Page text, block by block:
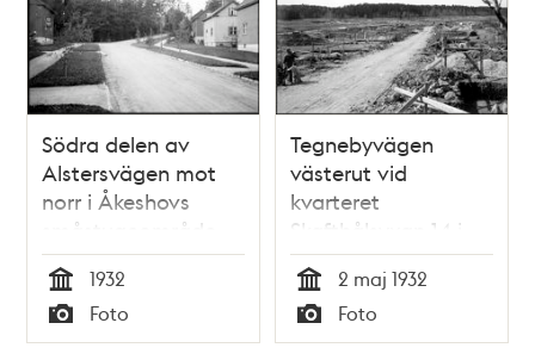
Södra delen av
Alstersvägen mot
norr i Åkeshovs
småstugeområde
Tid
1932
Typ
Foto
Tegnebyvägen
västerut vid
kvarteret
Skafthålsyxan 14 i
Ängby
småstugeområde
Tid
2 maj 1932
Typ
Foto